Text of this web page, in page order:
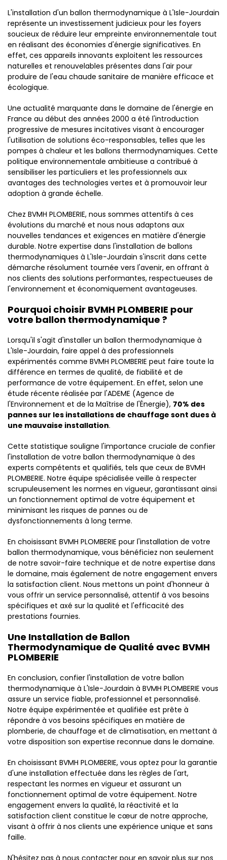
L'installation d'un ballon thermodynamique à L'Isle-Jourdain
représente un investissement judicieux pour les foyers
soucieux de réduire leur empreinte environnementale tout
en réalisant des économies d'énergie significatives. En
effet, ces appareils innovants exploitent les ressources
naturelles et renouvelables présentes dans l'air pour
produire de l'eau chaude sanitaire de manière efficace et
écologique.
Une actualité marquante dans le domaine de l'énergie en
France au début des années 2000 a été l'introduction
progressive de mesures incitatives visant à encourager
l'utilisation de solutions éco-responsables, telles que les
pompes à chaleur et les ballons thermodynamiques. Cette
politique environnementale ambitieuse a contribué à
sensibiliser les particuliers et les professionnels aux
avantages des technologies vertes et à promouvoir leur
adoption à grande échelle.
Chez BVMH PLOMBERIE, nous sommes attentifs à ces
évolutions du marché et nous nous adaptons aux
nouvelles tendances et exigences en matière d'énergie
durable. Notre expertise dans l'installation de ballons
thermodynamiques à L'Isle-Jourdain s'inscrit dans cette
démarche résolument tournée vers l'avenir, en offrant à
nos clients des solutions performantes, respectueuses de
l'environnement et économiquement avantageuses.
Pourquoi choisir BVMH PLOMBERIE pour
votre ballon thermodynamique ?
Lorsqu'il s'agit d'installer un ballon thermodynamique à
L'Isle-Jourdain, faire appel à des professionnels
expérimentés comme BVMH PLOMBERIE peut faire toute la
différence en termes de qualité, de fiabilité et de
performance de votre équipement. En effet, selon une
étude récente réalisée par l'ADEME (Agence de
l'Environnement et de la Maîtrise de l'Énergie), 70% des
pannes sur les installations de chauffage sont dues à
une mauvaise installation.
Cette statistique souligne l'importance cruciale de confier
l'installation de votre ballon thermodynamique à des
experts compétents et qualifiés, tels que ceux de BVMH
PLOMBERIE. Notre équipe spécialisée veille à respecter
scrupuleusement les normes en vigueur, garantissant ainsi
un fonctionnement optimal de votre équipement et
minimisant les risques de pannes ou de
dysfonctionnements à long terme.
En choisissant BVMH PLOMBERIE pour l'installation de votre
ballon thermodynamique, vous bénéficiez non seulement
de notre savoir-faire technique et de notre expertise dans
le domaine, mais également de notre engagement envers
la satisfaction client. Nous mettons un point d'honneur à
vous offrir un service personnalisé, attentif à vos besoins
spécifiques et axé sur la qualité et l'efficacité des
prestations fournies.
Une Installation de Ballon
Thermodynamique de Qualité avec BVMH
PLOMBERIE
En conclusion, confier l'installation de votre ballon
thermodynamique à L'Isle-Jourdain à BVMH PLOMBERIE vous
assure un service fiable, professionnel et personnalisé.
Notre équipe expérimentée et qualifiée est prête à
répondre à vos besoins spécifiques en matière de
plomberie, de chauffage et de climatisation, en mettant à
votre disposition son expertise reconnue dans le domaine.
En choisissant BVMH PLOMBERIE, vous optez pour la garantie
d'une installation effectuée dans les règles de l'art,
respectant les normes en vigueur et assurant un
fonctionnement optimal de votre équipement. Notre
engagement envers la qualité, la réactivité et la
satisfaction client constitue le cœur de notre approche,
visant à offrir à nos clients une expérience unique et sans
faille.
N'hésitez pas à nous contacter pour en savoir plus sur nos